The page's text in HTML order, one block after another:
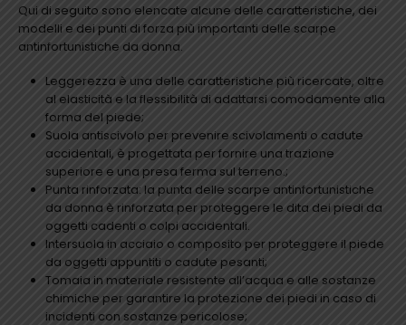
Qui di seguito sono elencate alcune delle caratteristiche, dei
modelli e dei punti di forza più importanti delle scarpe
antinfortunistiche da donna.
Leggerezza è una delle caratteristiche più ricercate, oltre
al elasticità e la flessibilità di adattarsi comodamente alla
forma del piede;
Suola antiscivolo per prevenire scivolamenti o cadute
accidentali, è progettata per fornire una trazione
superiore e una presa ferma sul terreno.;
Punta rinforzata: la punta delle scarpe antinfortunistiche
da donna è rinforzata per proteggere le dita dei piedi da
oggetti cadenti o colpi accidentali.
Intersuola in acciaio o composito per proteggere il piede
da oggetti appuntiti o cadute pesanti;
Tomaia in materiale resistente all’acqua e alle sostanze
chimiche per garantire la protezione dei piedi in caso di
incidenti con sostanze pericolose;